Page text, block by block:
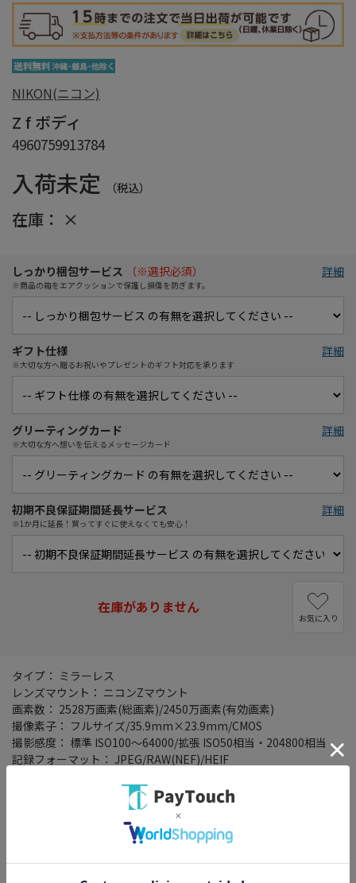
NIKON(ニコン)
Z f ボディ
4960759913784
入荷未定 （税込）
在庫： ×
しっかり梱包サービス （※選択必須）
※商品の箱をエアクッションで保護し損傷を防ぎます。
詳細
ギフト仕様
※大切な方へ贈るお祝いやプレゼントのギフト対応を承ります
詳細
グリーティングカード
※大切な方へ想いを伝えるメッセージカード
詳細
初期不良保証期間延長サービス
※1か月に延長！買ってすぐに使えなくても安心！
詳細
在庫がありません
お気に入り
タイプ： ミラーレス
レンズマウント： ニコンZマウント
画素数： 2528万画素(総画素)/2450万画素(有効画素)
撮像素子： フルサイズ/35.9mm×23.9mm/CMOS
撮影感度： 標準 ISO100～64000/拡張 ISO50相当・204800相当
記録フォーマット： JPEG/RAW(NEF)/HEIF
ムキャプチャー+(C30) 約30コマ/秒
シャッタースピード： 1/8000～30秒
液晶モニター： 3.2型(インチ)/210万ドット
ファインダー形式： Quad-VGA OLED